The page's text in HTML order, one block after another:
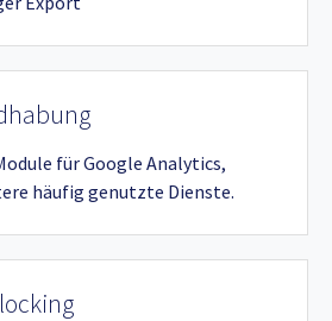
für Google Analytics,
häufig genutzte Dienste.